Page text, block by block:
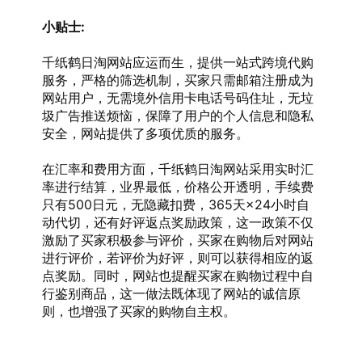
小贴士:
千纸鹤日淘网站应运而生，提供一站式跨境代购
服务，严格的筛选机制，买家只需邮箱注册成为
网站用户，无需境外信用卡电话号码住址，无垃
圾广告推送烦恼，保障了用户的个人信息和隐私
安全，网站提供了多项优质的服务。
在汇率和费用方面，千纸鹤日淘网站采用实时汇
率进行结算，业界最低，价格公开透明，手续费
只有500日元，无隐藏扣费，365天×24小时自
动代切，还有好评返点奖励政策，这一政策不仅
激励了买家积极参与评价，买家在购物后对网站
进行评价，若评价为好评，则可以获得相应的返
点奖励。同时，网站也提醒买家在购物过程中自
行鉴别商品，这一做法既体现了网站的诚信原
则，也增强了买家的购物自主权。